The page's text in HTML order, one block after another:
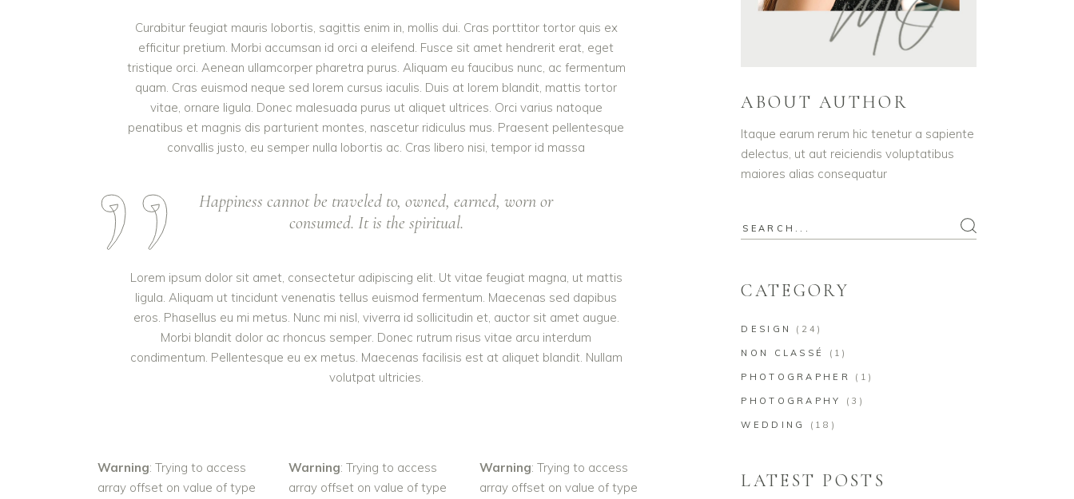
Curabitur feugiat mauris lobortis, sagittis enim in, mollis dui. Cras porttitor tortor quis ex
efficitur pretium. Morbi accumsan id orci a eleifend. Fusce sit amet hendrerit erat, eget
tristique orci. Aenean ullamcorper pharetra purus. Aliquam eu faucibus nunc, ac fermentum
quam. Cras euismod neque sed lorem cursus iaculis. Duis at lorem blandit, mattis tortor
vitae, ornare ligula. Donec malesuada purus ut aliquet ultrices. Orci varius natoque
penatibus et magnis dis parturient montes, nascetur ridiculus mus. Praesent pellentesque
convallis justo, eu semper nulla lobortis ac. Cras libero nisi, tempor id massa
Happiness cannot be traveled to, owned, earned, worn or
consumed. It is the spiritual.
Lorem ipsum dolor sit amet, consectetur adipiscing elit. Ut vitae feugiat magna, ut mattis
ligula. Aliquam ut tincidunt venenatis tellus euismod fermentum. Maecenas sed dapibus
eros. Phasellus eu mi metus. Nunc mi nisl, viverra id sollicitudin et, auctor sit amet augue.
Morbi blandit dolor ac rhoncus semper. Donec rutrum risus vitae arcu interdum
condimentum. Pellentesque eu ex metus. Maecenas facilisis est at aliquet blandit. Nullam
volutpat ultricies.
Warning: Trying to access
array offset on value of type
Warning: Trying to access
array offset on value of type
Warning: Trying to access
array offset on value of type
ABOUT AUTHOR
Itaque earum rerum hic tenetur a sapiente
delectus, ut aut reiciendis voluptatibus
maiores alias consequatur
CATEGORY
DESIGN (24)
NON CLASSÉ (1)
PHOTOGRAPHER (1)
PHOTOGRAPHY (3)
WEDDING (18)
LATEST POSTS